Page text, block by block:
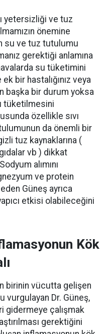
yetersizliği ve tuz
önemine
su ve tuz tutulumu
gerektiği anlamına
su tüketimini
bir hastalığınız veya
başka bir durum yoksa
tüketilmesini
özellikle sıvı
da önemli bir
tuz kaynaklarına (
vb ) dikkat
alımını
ve protein
Güneş ayrıca
etkisi olabileceğini
Kök
birinin vücutta gelişen
vurgulayan Dr. Güneş,
gidermeye çalışmak
gerektiğini